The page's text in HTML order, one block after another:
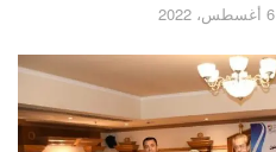
6 أغسطس، 2022